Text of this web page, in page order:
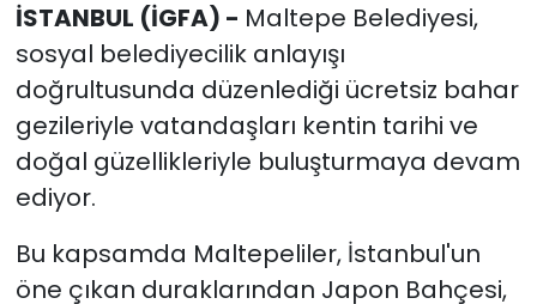
İSTANBUL (İGFA) - Maltepe Belediyesi,
sosyal belediyecilik anlayışı
doğrultusunda düzenlediği ücretsiz bahar
gezileriyle vatandaşları kentin tarihi ve
doğal güzellikleriyle buluşturmaya devam
ediyor.
Bu kapsamda Maltepeliler, İstanbul'un
öne çıkan duraklarından Japon Bahçesi,